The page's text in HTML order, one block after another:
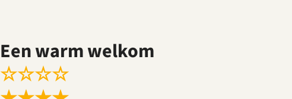
Een warm welkom
☆☆☆☆